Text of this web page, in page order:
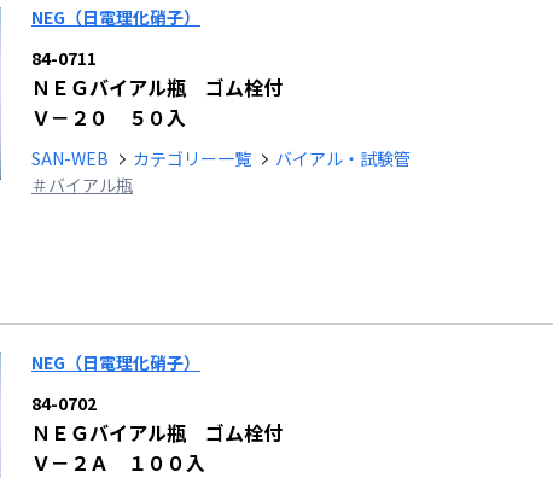
NEG（日電理化硝子）
84-0711
ＮＥＧバイアル瓶 ゴム栓付
Ｖ－２０ ５０入
SAN-WEB カテゴリー一覧
バイアル・試験管
＃バイアル瓶
NEG（日電理化硝子）
84-0702
ＮＥＧバイアル瓶 ゴム栓付
Ｖ－２Ａ １００入